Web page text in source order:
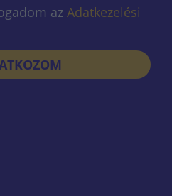
az Adatkezelési